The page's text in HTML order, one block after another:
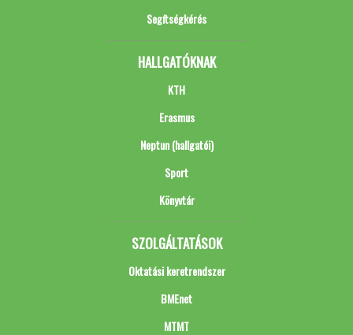
Segítségkérés
HALLGATÓKNAK
KTH
Erasmus
Neptun (hallgatói)
Sport
Könyvtár
SZOLGÁLTATÁSOK
Oktatási keretrendszer
BMEnet
MTMT